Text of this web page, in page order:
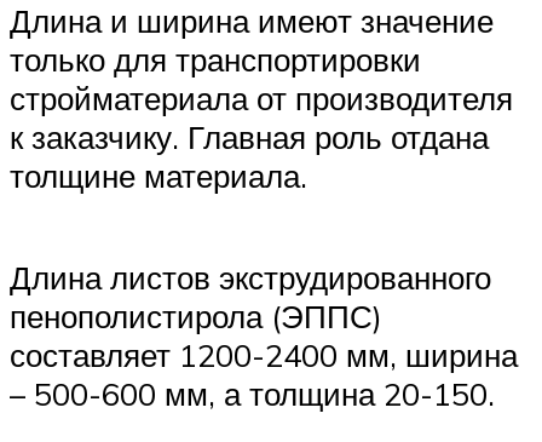
Длина и ширина имеют значение
только для транспортировки
стройматериала от производителя
к заказчику. Главная роль отдана
толщине материала.
Длина листов экструдированного
пенополистирола (ЭППС)
составляет 1200-2400 мм, ширина
– 500-600 мм, а толщина 20-150.